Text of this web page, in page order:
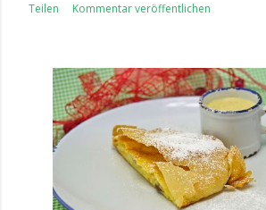
Teilen Kommentar veröffentlichen